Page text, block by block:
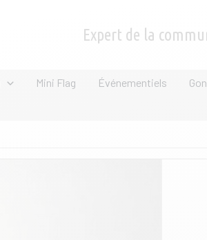
Expert de la
Mini Flag Événementiels